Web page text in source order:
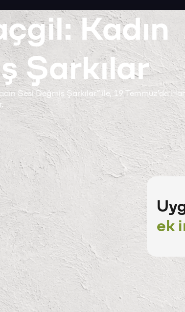
Kadın
Şarkılar
Sesi Değmiş Şarkılar” ile, 19 Temmuz'da
Tür
Müzik
Sesi Değmiş Şarkılar” ile, 19
kapsamında Harbiye Açıkhava’da
ek